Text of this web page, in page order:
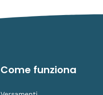
Come funziona